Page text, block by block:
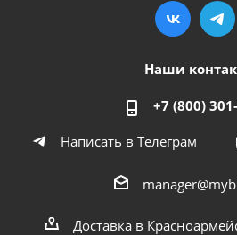
Наши
+7 (800)
Написать в Телеграм
Доставка в